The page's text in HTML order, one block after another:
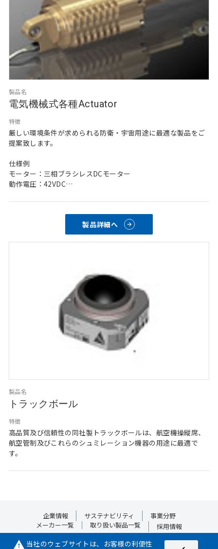
製品名
電気機械式各種Actuator
特徴
厳しい環境条件が求められる防衛・宇宙用途に最適な製品をご
提案致します。
仕様例
モーター：三相ブラシレスDCモーター
動作電圧：42VDC
垂直抗力：0.6kN
用途例：オイルガス開発機材、
航空機エンジン弁、ヘリコプターのロータ
及びランディングギア等
製品名
トラックボール
特徴
高品質及び信頼性の同社製トラックボールは、航空機操縦席、
航空管制及びこれらのシュミレーション機器の用途に最適で
す。
製品詳細へ
企業情報 サステナビリティ
事業分野
メーカー一覧
取り扱い製品一覧 採用情報
warning 当社のウェブサイトは、お客様の利便性